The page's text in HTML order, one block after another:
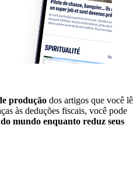
produção dos artigos que você lê
às deduções fiscais, você pode
mundo enquanto reduz seus